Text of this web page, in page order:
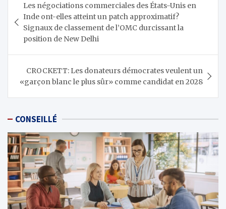
l’article
Les négociations commerciales des États-Unis en
Inde ont-elles atteint un patch approximatif?
Signaux de classement de l’OMC durcissant la
position de New Delhi
CROCKETT: Les donateurs démocrates veulent un
«garçon blanc le plus sûr» comme candidat en 2028
CONSEILLÉ